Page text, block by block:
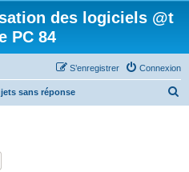
des logiciels @t
PC 84
Connexion
S’enregistrer
sans réponse